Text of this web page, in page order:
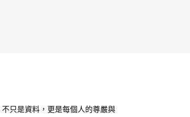
不只是資料，更是每個人的尊嚴與